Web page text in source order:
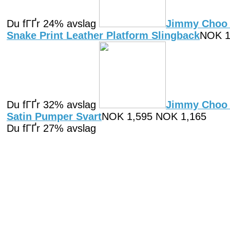
Du fГҐr 24% avslag
Jimmy
Snake Print Leather Platform SlingbackNOK
Du fГҐr 32% avslag
Jimmy
Satin Pumper SvartNOK 1,595 NOK 1,165
Du fГҐr 27% avslag